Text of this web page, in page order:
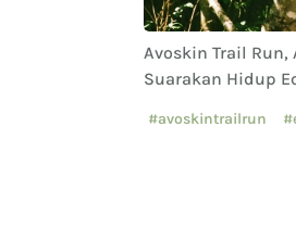
Avoskin Trail Run,
Suarakan Hidup
#avoskintrailrun